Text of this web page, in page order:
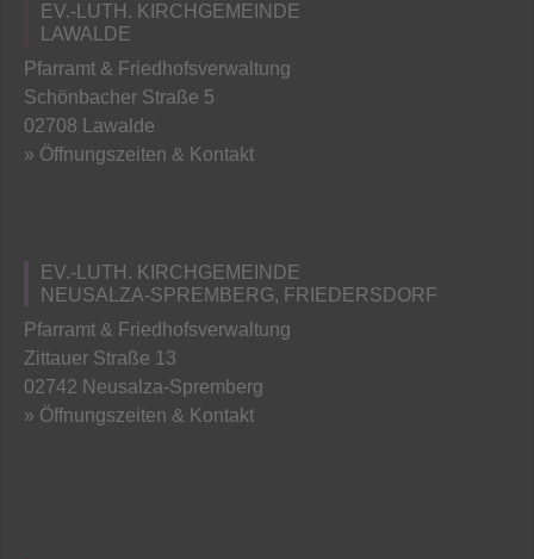
EV.-LUTH. KIRCHGEMEINDE
LAWALDE
Pfarramt & Friedhofsverwaltung
Schönbacher Straße 5
02708 Lawalde
» Öffnungszeiten & Kontakt
EV.-LUTH. KIRCHGEMEINDE
NEUSALZA-SPREMBERG, FRIEDERSDORF
Pfarramt & Friedhofsverwaltung
Zittauer Straße 13
02742 Neusalza-Spremberg
» Öffnungszeiten & Kontakt